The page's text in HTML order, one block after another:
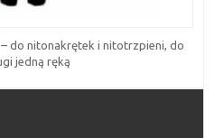
do nitonakrętek i nitotrzpieni, do
jedną ręką